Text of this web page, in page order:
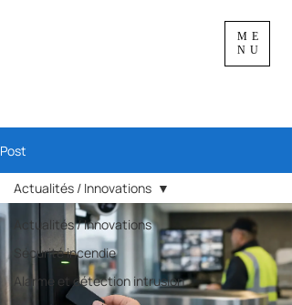
ME
NU
Post
Actualités / Innovations
Sécurité incendie
Alarme et détection intrusion
Actualités / Innovations